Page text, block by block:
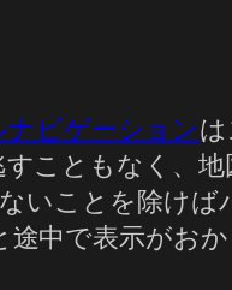
ビゲーション
こともなく、
いことを除け
中で表示がお